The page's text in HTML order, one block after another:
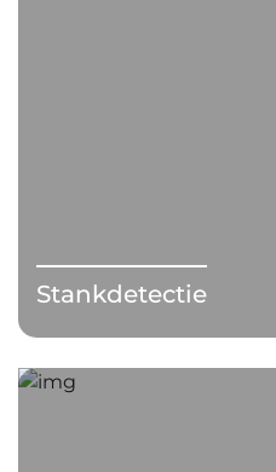
Stankdetectie